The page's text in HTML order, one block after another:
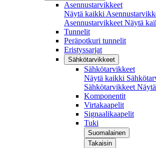
Asennustarvikkeet
Näytä kaikki
Asennustarvikkeet Näytä
Tunnelit
Peräpotkuri tunnelit
Eristyssarjat
Sähkötarvikkeet
Sähkötarvikkeet
Näytä kaikki
Sähkötarvikkeet
Komponentit
Virtakaapelit
Signaalikaapelit
Tuki
Suomalainen
Takaisin